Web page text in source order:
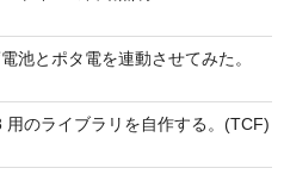
池とポタ電を連動させてみた。
用のライブラリを自作する。(TCF)